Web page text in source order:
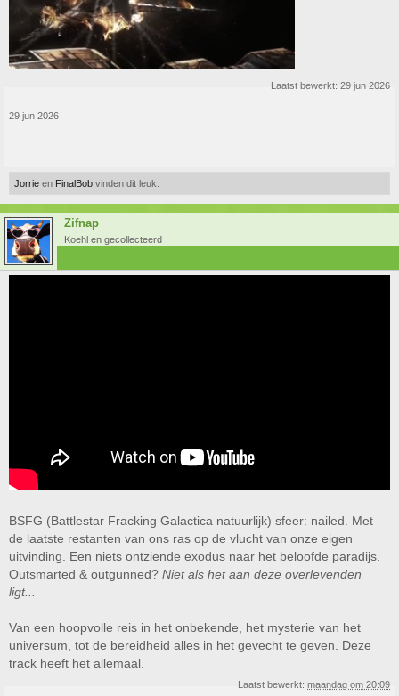
Laatst bewerkt: 29 jun 2026
29 jun 2026
Jorrie en FinalBob vinden dit leuk.
Zifnap
Koehl en gecollecteerd
BSFG (Battlestar Fracking Galactica natuurlijk) sfeer: nailed. Met
de laatste restanten van ons ras op de vlucht van onze eigen
uitvinding. Een niets ontziende exodus naar het beloofde paradijs.
Outsmarted & outgunned? Niet als het aan deze overlevenden
ligt...
Van een hoopvolle reis in het onbekende, het mysterie van het
universum, tot de bereidheid alles in het gevecht te geven. Deze
track heeft het allemaal.
Laatst bewerkt: maandag om 20:09